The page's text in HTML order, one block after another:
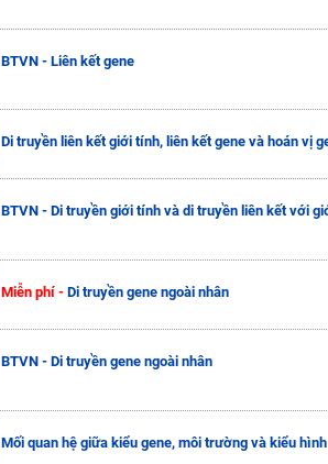
BTVN - Liên kết gene
Di truyền liên kết giới tính, liên kết gene và hoán vị
BTVN - Di truyền giới tính và di truyền liên kết với
Miễn phí - Di truyền gene ngoài nhân
BTVN - Di truyền gene ngoài nhân
Mối quan hệ giữa kiểu gene, môi trường và kiểu hình